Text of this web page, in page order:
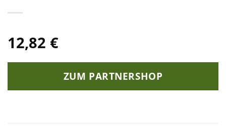
12,82 €
ZUM PARTNERSHOP